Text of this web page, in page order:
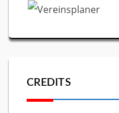
CREDITS